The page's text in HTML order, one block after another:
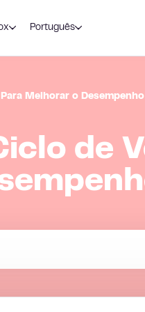
Português
Melhorar o Desempenho
de